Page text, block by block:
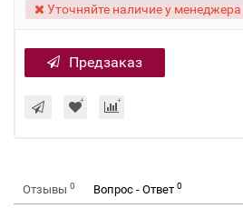
Уточняйте наличие у менеджера
Предзаказ
Отзывы 0 Вопрос - Ответ 0